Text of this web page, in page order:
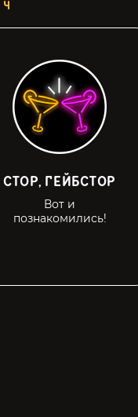
4
СТОР, ГЕЙБСТОР
Вот и
познакомились!